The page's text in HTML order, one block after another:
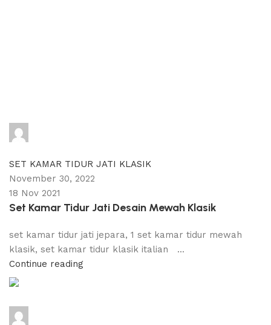
SET KAMAR TIDUR JATI KLASIK
November 30, 2022
18 Nov 2021
Set Kamar Tidur Jati Desain Mewah Klasik
set kamar tidur jati jepara, 1 set kamar tidur mewah
klasik, set kamar tidur klasik italian ...
Continue reading